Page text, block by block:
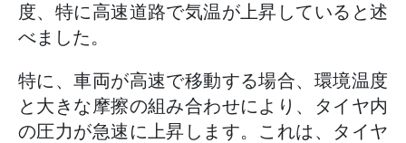
度、特に高速道路で気温が上昇していると述
べました。
特に、車両が高速で移動する場合、環境温度
と大きな摩擦の組み合わせにより、タイヤ内
の圧力が急速に上昇します。これは、タイヤ